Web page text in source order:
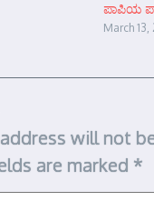
ಪಾಪಿಯ
March
will not
are marked *